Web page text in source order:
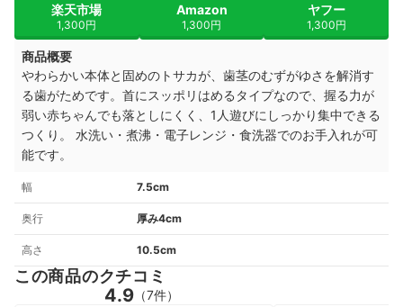
楽天市場
1,300円
Amazon
1,300円
ヤフー
1,300円
商品概要
やわらかい本体と固めのトサカが、歯茎のむずがゆさを解消す
る歯がためです。首にスッポリはめるタイプなので、握る力が
弱い赤ちゃんでも落としにくく、1人遊びにしっかり集中できる
つくり。 水洗い・煮沸・電子レンジ・食洗器でのお手入れが可
能です。
幅 7.5cm
奥行 厚み4cm
高さ 10.5cm
この商品のクチコミ
4.9 （7件）